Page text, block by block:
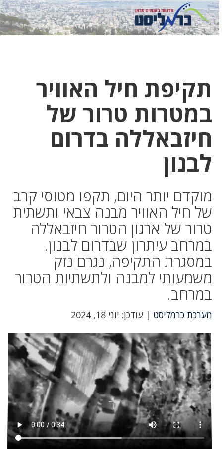
לחץ
כאן
לחץ
כדי
תקיפת חיל האוויר
במטרות טרור של
חיזבאללה בדרום
לבנון
מוקדם יותר היום, תקפו מטוסי קרב
של חיל האוויר מבנה צבאי ותשתית
טרור של ארגון הטרור חיזבאללה
במרחב עיתרון שבדרום לבנון.
במסגרת התקיפה, נגרם נזק
משמעותי למבנה ולתשתיות הטרור
במרחב.
מערכת כרמליסט | עודכן: יוני 18, 2024